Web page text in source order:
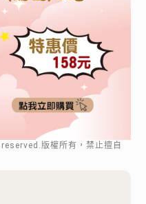
版權所有，禁止擅自